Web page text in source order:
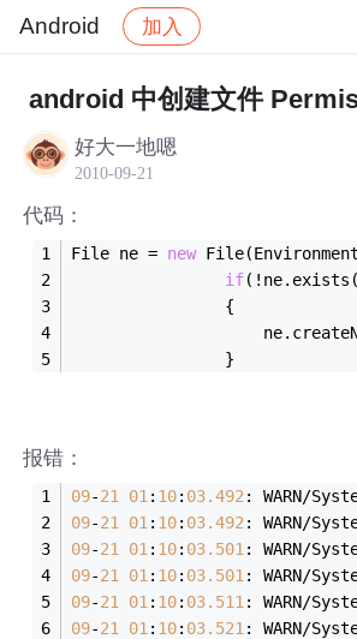
Android 加入
Android 帖子详情
android 中创建文件
好大一地嗯
2010-09-21
代码：
File ne = new
if
				{
				}
报错：
09-21 01 : 10: 03.492 : WARN/
09-21 01 : 10: 03.492 : WARN/
09-21 01 : 10: 03.501 : WARN/
09-21 01 : 10: 03.501 : WARN/
09-21 01 : 10: 03.511 : WARN/
09-21 01 : 10: 03.521 : WARN/